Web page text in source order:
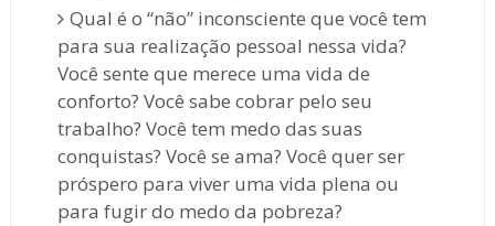
Qual é o “não” inconsciente que você tem
para sua realização pessoal nessa vida?
Você sente que merece uma vida de
conforto? Você sabe cobrar pelo seu
trabalho? Você tem medo das suas
conquistas? Você se ama? Você quer ser
próspero para viver uma vida plena ou
para fugir do medo da pobreza?